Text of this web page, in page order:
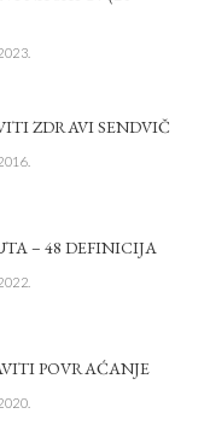
ZDRAVI SENDVIČ
– 48 DEFINICIJA
POVRAĆANJE